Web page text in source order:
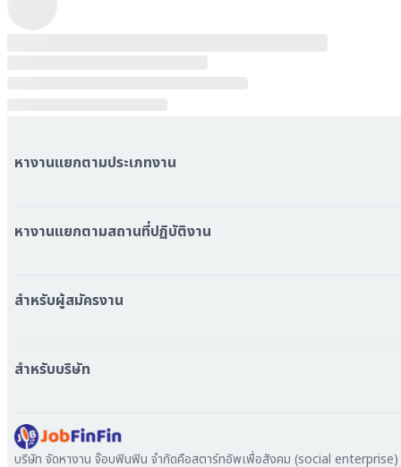
หางานแยกตามประเภทงาน
หมวดหมู่บริษัททั้งหมด
หางานแยกตามสถานที่ปฏิบัติงาน
หางาน กรุงเทพมหานคร
หางาน เชียงใหม่
หางาน สมุทรสาคร
สำหรับผู้สมัครงาน
เข้าสู่ระบบ
สำหรับบริษัท
ลงประกาศรับสมัครงาน
ค้นหาผู้สมัครงาน
บริษัท จัดหางาน จ๊อบฟินฟิน จำกัดคือสตาร์ทอัพเพื่อสังคม (social